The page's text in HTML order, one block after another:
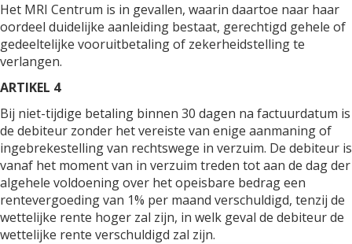
Het MRI Centrum is in gevallen, waarin daartoe naar haar
oordeel duidelijke aanleiding bestaat, gerechtigd gehele of
gedeeltelijke vooruitbetaling of zekerheidstelling te
verlangen.
ARTIKEL 4
Bij niet-tijdige betaling binnen 30 dagen na factuurdatum is
de debiteur zonder het vereiste van enige aanmaning of
ingebrekestelling van rechtswege in verzuim. De debiteur is
vanaf het moment van in verzuim treden tot aan de dag der
algehele voldoening over het opeisbare bedrag een
rentevergoeding van 1% per maand verschuldigd, tenzij de
wettelijke rente hoger zal zijn, in welk geval de debiteur de
wettelijke rente verschuldigd zal zijn.